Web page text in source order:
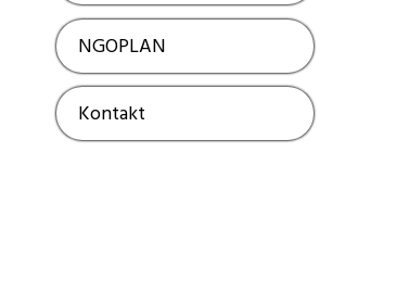
NGOPLAN Show
Kontakt Show